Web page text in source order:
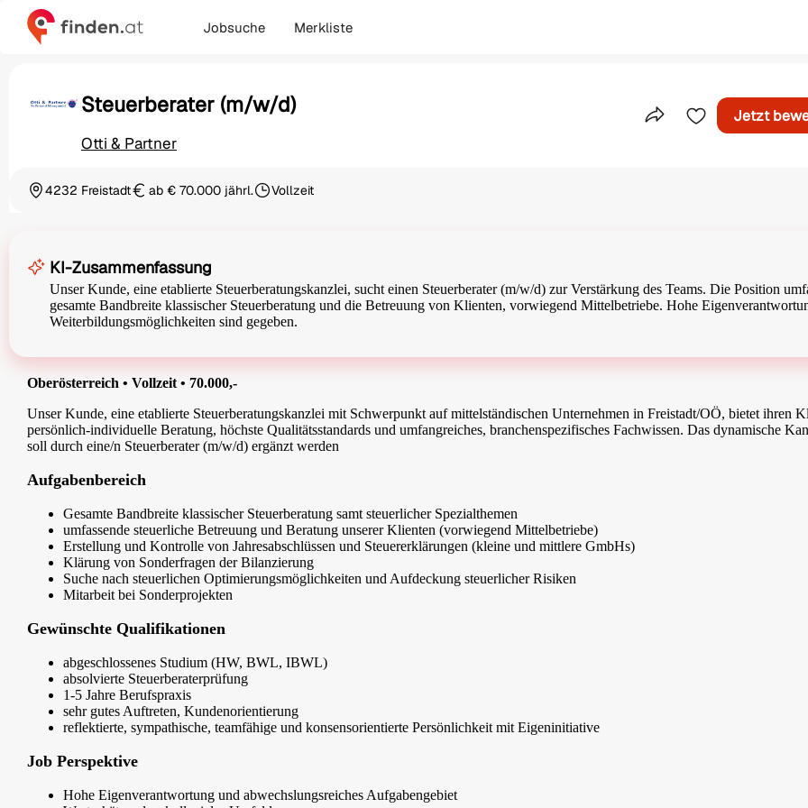
Jobsuche Merkliste
Steuerberater (m/w/d)
Otti & Partner
Teile dieses Inserat
Jetzt
Ortschaft
4232 FreistadtGehaltab € 70.000 jährl.Beschäftigungsart
Vollzeit
KI-Zusammenfassung
Unser Kunde, eine etablierte Steuerberatungskanzlei, sucht einen Steuerberater (m/w/d) zur Verstärkung des Teams. Die Position
gesamte Bandbreite klassischer Steuerberatung und die Betreuung von Klienten, vorwiegend Mittelbetriebe. Hohe
Weiterbildungsmöglichkeiten sind gegeben.
Oberösterreich • Vollzeit • 70.000,-
Unser Kunde, eine etablierte Steuerberatungskanzlei mit Schwerpunkt auf mittelständischen Unternehmen in Freistadt/OÖ, bietet ihren
persönlich-individuelle Beratung, höchste Qualitätsstandards und umfangreiches, branchenspezifisches Fachwissen. Das dynamische
soll durch eine/n Steuerberater (m/w/d) ergänzt werden
Aufgabenbereich
Gesamte Bandbreite klassischer Steuerberatung samt steuerlicher Spezialthemen
umfassende steuerliche Betreuung und Beratung unserer Klienten (vorwiegend Mittelbetriebe)
Erstellung und Kontrolle von Jahresabschlüssen und Steuererklärungen (kleine und mittlere GmbHs)
Klärung von Sonderfragen der Bilanzierung
Suche nach steuerlichen Optimierungsmöglichkeiten und Aufdeckung steuerlicher Risiken
Mitarbeit bei Sonderprojekten
Gewünschte Qualifikationen
abgeschlossenes Studium (HW, BWL, IBWL)
absolvierte Steuerberaterprüfung
1-5 Jahre Berufspraxis
sehr gutes Auftreten, Kundenorientierung
reflektierte, sympathische, teamfähige und konsensorientierte Persönlichkeit mit Eigeninitiative
Job Perspektive
Hohe Eigenverantwortung und abwechslungsreiches Aufgabengebiet